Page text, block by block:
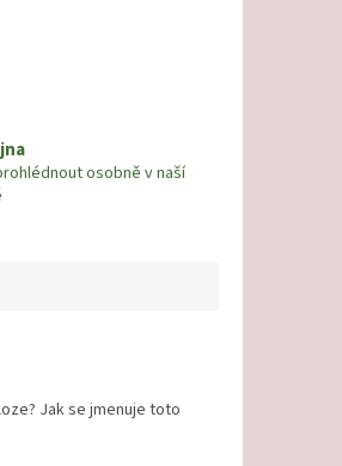
osobně v naší
Jak se jmenuje toto